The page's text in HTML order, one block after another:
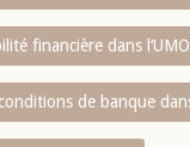
financière dans
de banque